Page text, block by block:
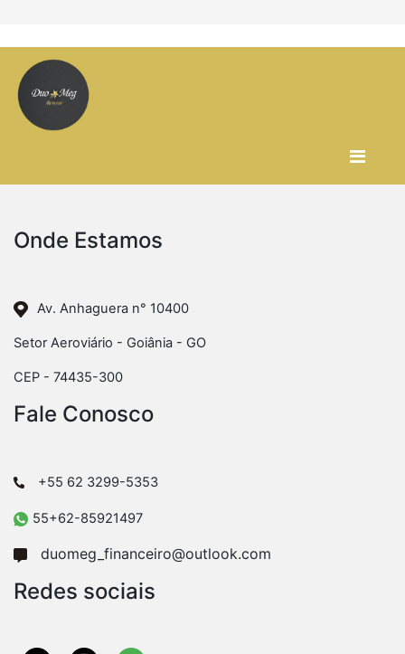
Onde Estamos
Av. Anhaguera n° 10400
Setor Aeroviário - Goiânia - GO
CEP - 74435-300
Fale Conosco
+55 62 3299-5353
55+62-85921497
duomeg_financeiro@outlook.com
Redes sociais